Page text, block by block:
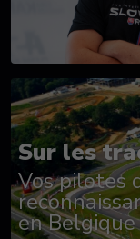
Sur les
Vos pilotes
en Belgique